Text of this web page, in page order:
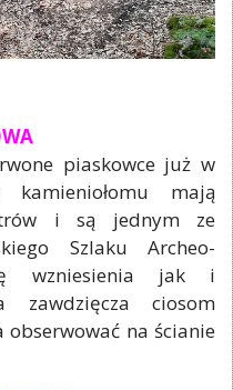
piaskowce już w
kamieniołomu mają
i są jednym ze
Szlaku Archeo-
wzniesienia jak i
zawdzięcza ciosom
na ścianie